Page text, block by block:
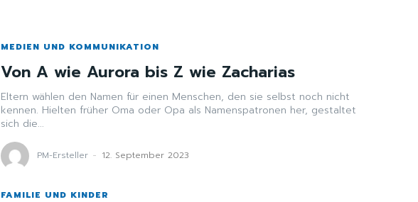
MEDIEN UND KOMMUNIKATION
Von A wie Aurora bis Z wie Zacharias
Eltern wählen den Namen für einen Menschen, den sie selbst noch nicht
kennen. Hielten früher Oma oder Opa als Namenspatronen her, gestaltet
sich die...
PM-Ersteller - 12. September 2023
FAMILIE UND KINDER